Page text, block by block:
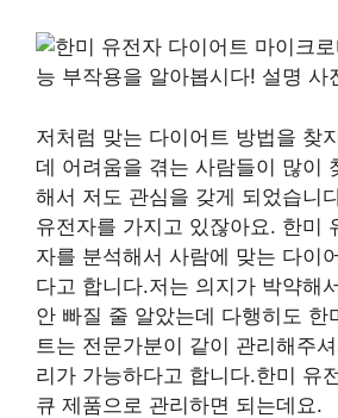
저처럼 맞는 다이어트 방법을 찾
데 어려움을 겪는 사람들이 많이
해서 저도 관심을 갖게 되었습니
유전자를 가지고 있잖아요. 한미
자를 분석해서 사람에 맞는 다이
다고 합니다.저는 의지가 박약해
안 빠질 줄 알았는데 다행히도 한
트는 전문가분이 같이 관리해주
리가 가능하다고 합니다.한미 유
큐 제품으로 관리하면 되는데요.